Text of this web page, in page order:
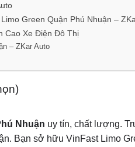
Green Quận Phú Nhuận –
Cao Xe Điện Đô Thị
– ZKar Auto
Nhuận uy tín, chất lượng.
Bạn sở hữu VinFast Limo